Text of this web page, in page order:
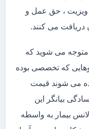
ویزیت ، حق عمل و
دریافت می کنند.
متوجه می شوید که
که تخصصی بوده
می شوند قیمت
بیانگر این
بیمار به واسطه